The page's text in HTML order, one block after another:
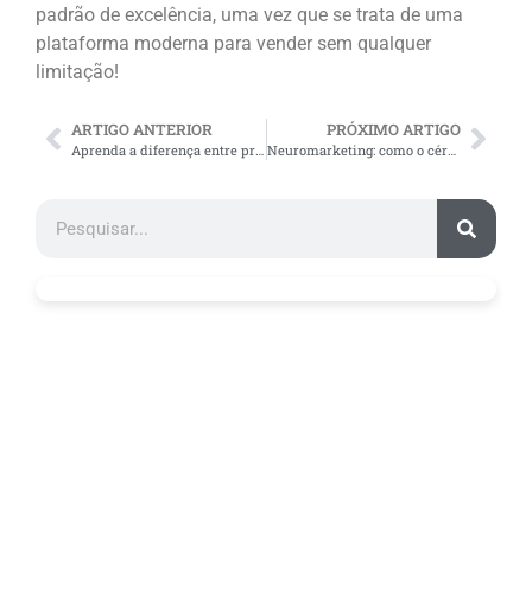
padrão de excelência, uma vez que se trata de uma
plataforma moderna para vender sem qualquer
limitação!
ARTIGO ANTERIOR PRÓXIMO ARTIGO
Neuromarketing: como o cérebro reage às cores nas embalagens